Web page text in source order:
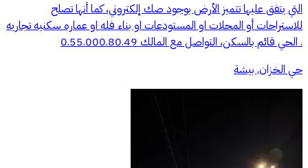
التي يتفق عليها تتميز الأرض بوجود صك إلكتروني، كما أنها تصلح
للاستراحات أو المحلات او المستودعات او بناء فله او عماره سكنيه تجاريه
. الحي قائم بالسكن، التواصل مع المالك 0.55.000.80.49
حي الخزان, بيشة